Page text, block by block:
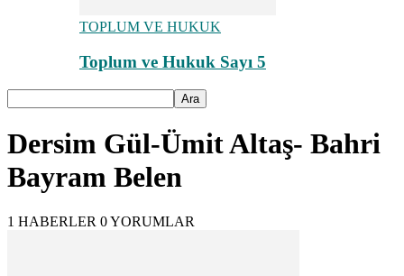
TOPLUM VE HUKUK
Toplum ve Hukuk Sayı 5
Dersim Gül-Ümit Altaş- Bahri
Bayram Belen
1 HABERLER 0 YORUMLAR